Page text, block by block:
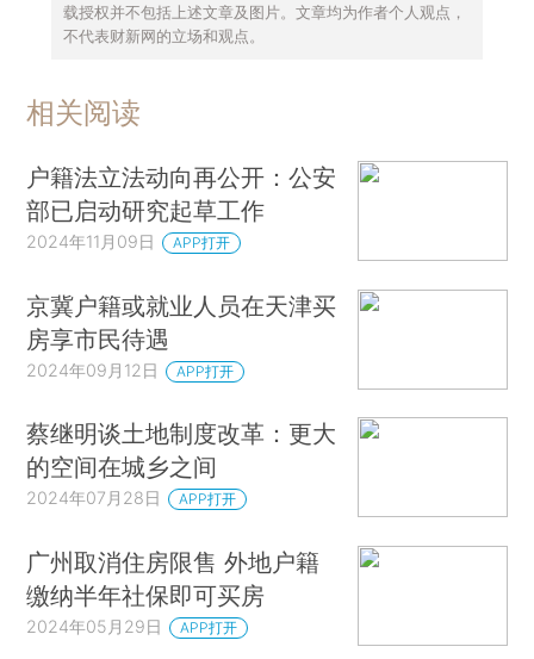
载授权并不包括上述文章及图片。文章均为作者个人观点，
不代表财新网的立场和观点。
相关阅读
户籍法立法动向再公开：公安
部已启动研究起草工作
2024年11月09日 APP打开
京冀户籍或就业人员在天津买
房享市民待遇
2024年09月12日 APP打开
蔡继明谈土地制度改革：更大
的空间在城乡之间
2024年07月28日 APP打开
广州取消住房限售 外地户籍
缴纳半年社保即可买房
2024年05月29日 APP打开